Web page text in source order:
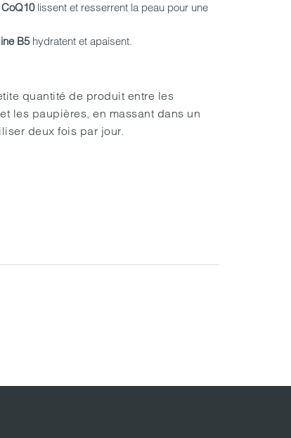
lissent et resserrent la peau pour une
B5hydratent et apaisent.
quantité de produit entre les
les paupières, en massant dans un
deux fois par jour.